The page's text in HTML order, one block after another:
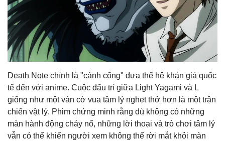
Death Note chính là "cánh cổng" đưa thế hệ khán giả quốc
tế đến với anime. Cuộc đấu trí giữa Light Yagami và L
giống như một ván cờ vua tâm lý nghẹt thở hơn là một trận
chiến vật lý. Phim chứng minh rằng dù không có những
màn hành động cháy nổ, những lời thoại và trò chơi tâm lý
vẫn có thể khiến người xem không thể rời mắt khỏi màn